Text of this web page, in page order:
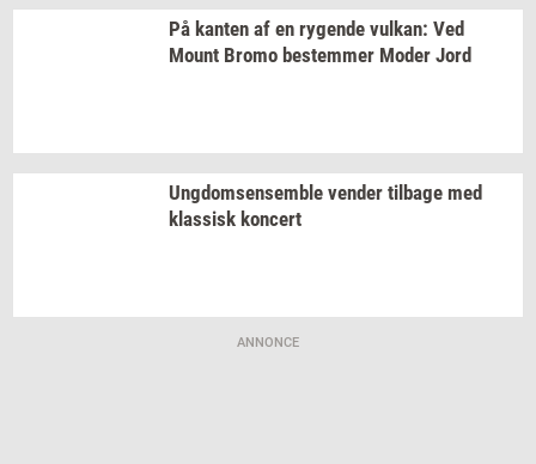
På kan­ten af en ry­gen­de vulkan: Ved
Mount Bromo be­stem­mer Moder Jord
Ung­dom­sen­sem­b­le ven­der til­ba­ge med
klas­sisk kon­cert
ANNONCE